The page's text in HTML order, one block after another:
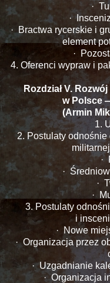
·
·
· Bractwa rycerskie i
element
·
4. Oferenci wypraw i
Rozdział V.
w Polsce
(Armin
1.
2. Postulaty
·
·
·
·
3. Postulaty
i
· Nowe
· Organizacja przez
· Uzgadnianie
· Organizacja